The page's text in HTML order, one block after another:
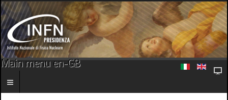
Main menu en-GB